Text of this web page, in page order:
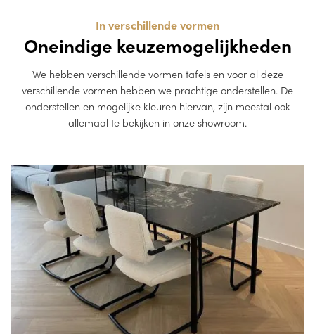
In verschillende vormen
Oneindige keuzemogelijkheden
We hebben verschillende vormen tafels en voor al deze
verschillende vormen hebben we prachtige onderstellen. De
onderstellen en mogelijke kleuren hiervan, zijn meestal ook
allemaal te bekijken in onze showroom.